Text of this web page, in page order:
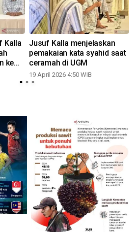
Kalla
ke
Jusuf Kalla menjelaskan
pemakaian kata syahid saat
ceramah di UGM
19 April 2026 4:50 WIB